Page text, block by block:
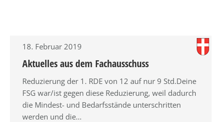
18. Februar 2019
Aktuelles aus dem Fachausschuss
Reduzierung der 1. RDE von 12 auf nur 9 Std.Deine
FSG war/ist gegen diese Reduzierung, weil dadurch
die Mindest- und Bedarfsstände unterschritten
werden und die…